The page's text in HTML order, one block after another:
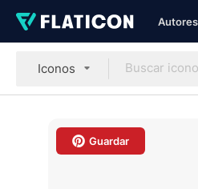
Autores
Iconos
Guardar